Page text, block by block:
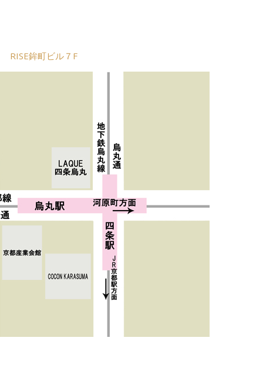
RISE鉾町ビル７F